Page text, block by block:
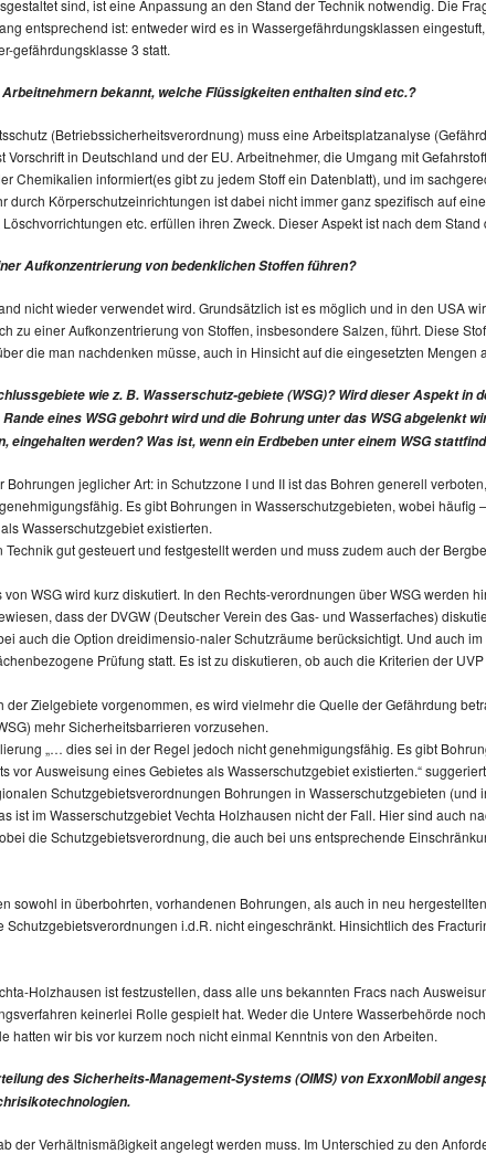
sind, ist eine Anpassung an den Stand der Technik notwendig. Die
entsprechend ist: entweder wird es in Wassergefährdungsklassen
gefährdungsklasse 3 statt.
bekannt, welche Flüssigkeiten enthalten sind etc.?
(Betriebssicherheitsverordnung) muss eine Arbeitsplatzanalyse
in Deutschland und der EU. Arbeitnehmer, die Umgang mit
Chemikalien informiert(es gibt zu jedem Stoff ein Datenblatt), und im
Körperschutzeinrichtungen ist dabei nicht immer ganz spezifisch auf
etc. erfüllen ihren Zweck. Dieser Aspekt ist nach dem Stand
Aufkonzentrierung von bedenklichen Stoffen führen?
nicht wieder verwendet wird. Grundsätzlich ist es möglich und in den USA
zu einer Aufkonzentrierung von Stoffen, insbesondere Salzen, führt. Diese
die man nachdenken müsse, auch in Hinsicht auf die eingesetzten Mengen
wie z. B. Wasserschutz-gebiete (WSG)? Wird dieser Aspekt in
eines WSG gebohrt wird und die Bohrung unter das WSG abgelenkt
werden? Was ist, wenn ein Erdbeben unter einem WSG
jeglicher Art: in Schutzzone I und II ist das Bohren generell
Es gibt Bohrungen in Wasserschutzgebieten, wobei häufig
Wasserschutzgebiet existierten.
gut gesteuert und festgestellt werden und muss zudem auch der
WSG wird kurz diskutiert. In den Rechts-verordnungen über WSG werden
dass der DVGW (Deutscher Verein des Gas- und Wasserfaches)
auch die Option dreidimensio-naler Schutzräume berücksichtigt. Und auch im
Prüfung statt. Es ist zu diskutieren, ob auch die Kriterien der
Zielgebiete vorgenommen, es wird vielmehr die Quelle der Gefährdung
mehr Sicherheitsbarrieren vorzusehen.
„… dies sei in der Regel jedoch nicht genehmigungsfähig. Es gibt
Ausweisung eines Gebietes als Wasserschutzgebiet existierten.“
Schutzgebietsverordnungen Bohrungen in Wasserschutzgebieten (und
ist im Wasserschutzgebiet Vechta Holzhausen nicht der Fall. Hier sind auch
die Schutzgebietsverordnung, die auch bei uns entsprechende
sowohl in überbohrten, vorhandenen Bohrungen, als auch in neu
i.d.R. nicht eingeschränkt. Hinsichtlich des
Holzhausen ist festzustellen, dass alle uns bekannten Fracs nach
keinerlei Rolle gespielt hat. Weder die Untere Wasserbehörde
hatten wir bis vor kurzem noch nicht einmal Kenntnis von den Arbeiten.
des Sicherheits-Management-Systems (OIMS) von ExxonMobil
der Verhältnismäßigkeit angelegt werden muss. Im Unterschied zu den